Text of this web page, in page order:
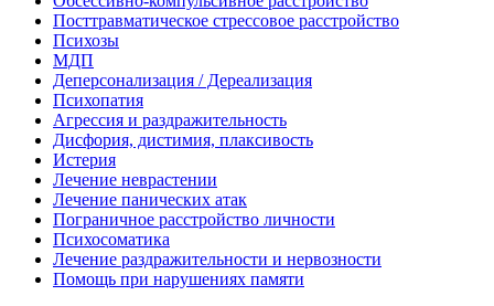
Посттравматическое стрессовое расстройство
Психозы
МДП
Деперсонализация / Дереализация
Психопатия
Агрессия и раздражительность
Дисфория, дистимия, плаксивость
Истерия
Лечение неврастении
Лечение панических атак
Пограничное расстройство личности
Психосоматика
Лечение раздражительности и нервозности
Помощь при нарушениях памяти